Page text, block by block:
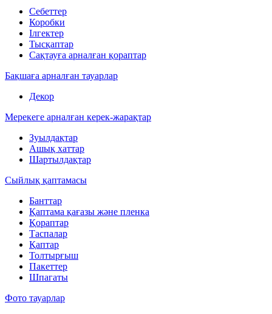
Себеттер
Коробки
Ілгектер
Тысқаптар
Сақтауға арналған қораптар
Бақшаға арналған тауарлар
Декор
Мерекеге арналған керек-жарақтар
Зуылдақтар
Ашық хаттар
Шартылдақтар
Сыйлық қаптамасы
Банттар
Қаптама қағазы және пленка
Қораптар
Таспалар
Қаптар
Толтырғыш
Пакеттер
Шпагаты
Фото тауарлар